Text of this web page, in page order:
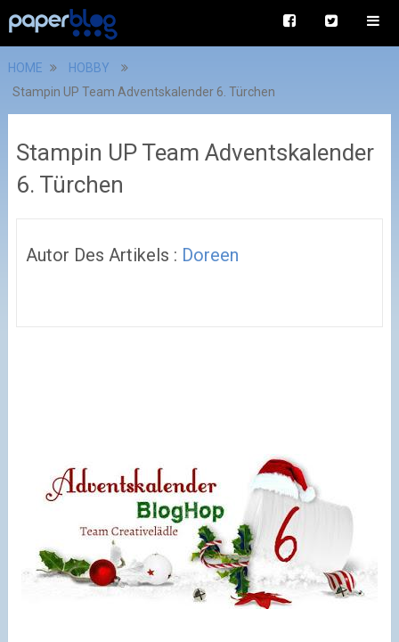
HOME
HOBBY
Stampin UP Team Adventskalender 6. Türchen
Stampin UP Team Adventskalender
6. Türchen
Autor Des Artikels : Doreen